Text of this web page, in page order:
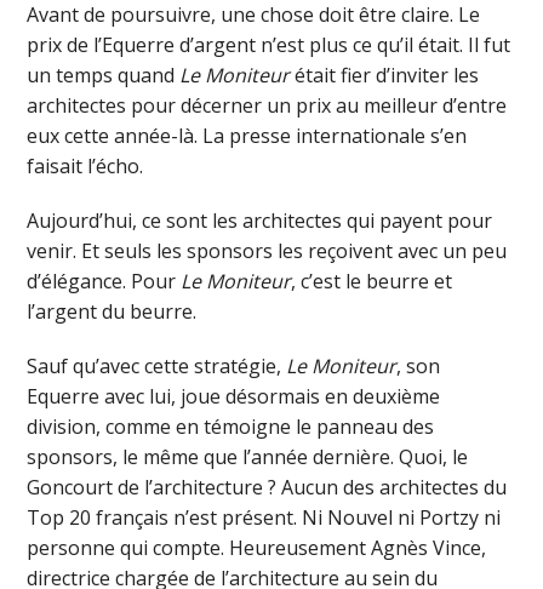
Avant de poursuivre, une chose doit être claire. Le
prix de l’Equerre d’argent n’est plus ce qu’il était. Il fut
un temps quand Le Moniteurétait fier d’inviter les
architectes pour décerner un prix au meilleur d’entre
eux cette année-là. La presse internationale s’en
faisait l’écho.
Aujourd’hui, ce sont les architectes qui payent pour
venir. Et seuls les sponsors les reçoivent avec un peu
d’élégance. Pour Le Moniteur, c’est le beurre et
l’argent du beurre.
Sauf qu’avec cette stratégie, Le Moniteur, son
Equerre avec lui, joue désormais en deuxième
division, comme en témoigne le panneau des
sponsors, le même que l’année dernière. Quoi, le
Goncourt de l’architecture ? Aucun des architectes du
Top 20 français n’est présent. Ni Nouvel ni Portzy ni
personne qui compte. Heureusement Agnès Vince,
directrice chargée de l’architecture au sein du